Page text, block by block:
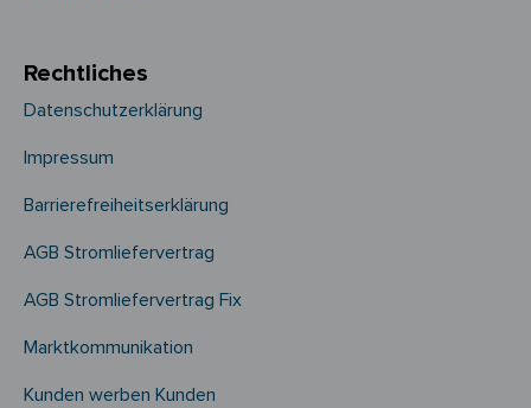
Rechtliches
Datenschutzerklärung
Impressum
Barrierefreiheitserklärung
AGB Stromliefervertrag
AGB Stromliefervertrag Fix
Marktkommunikation
Kunden werben Kunden